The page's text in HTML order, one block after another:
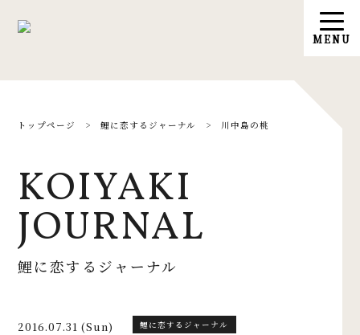
トップページ >鯉に恋するジャーナル > 川中島の桃
KOIYAKI
JOURNAL
鯉に恋するジャーナル
2016.07.31 (Sun) 鯉に恋するジャーナル